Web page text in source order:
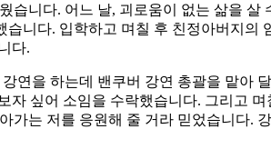
습니다. 어느 날, 괴로움이 없는 삶을
니다. 입학하고 며칠 후 친정아버지
다.
연을 하는데 밴쿠버 강연 총괄을 맡아
싶어 소임을 수락했습니다. 그리고
가는 저를 응원해 줄 거라 믿었습니다.